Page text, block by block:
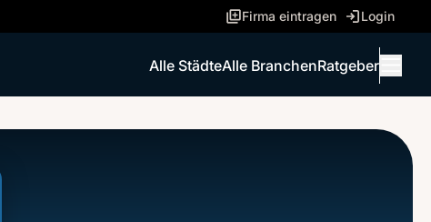
Firma eintragen Login
Alle StädteAlle BranchenRatgeber